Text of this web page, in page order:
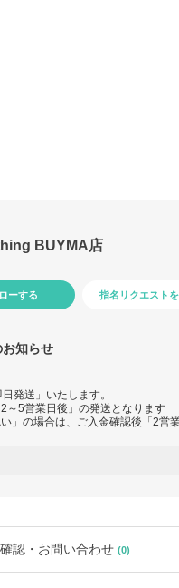
BUYMA店
ーする 指名リクエスト
知らせ
発送」いたします。
5営業日後」の発送となります
」の場合は、ご入金確認後「2営
りますので、問い合わせは受け付
認・お問い合わせ (0)